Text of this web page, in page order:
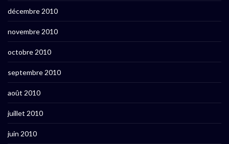
décembre 2010
novembre 2010
octobre 2010
septembre 2010
août 2010
juillet 2010
juin 2010